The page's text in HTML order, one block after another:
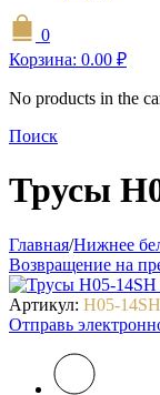
0
Корзина: 0.00 ₽
No products in the
Поиск
Трусы
Главная/Нижнее
Возвращение на
Артикул: H05-
Отправь